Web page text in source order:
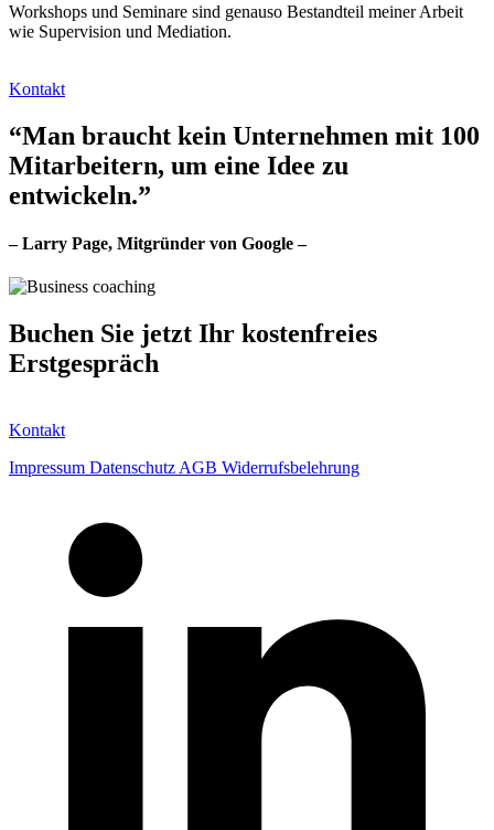
Workshops und Seminare sind genauso Bestandteil meiner Arbeit
wie Supervision und Mediation.
Kontakt
“Man braucht kein Unternehmen mit 100
Mitarbeitern, um eine Idee zu
entwickeln.”
– Larry Page, Mitgründer von Google –
Buchen Sie jetzt Ihr kostenfreies
Erstgespräch
Kontakt
Impressum Datenschutz AGB Widerrufsbelehrung